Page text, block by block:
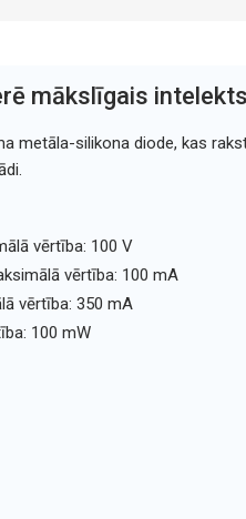
mākslīgais intelekts
metāla-silikona diode, kas
vērtība: 100 V
vērtība: 100 mA
vērtība: 350 mA
100 mW